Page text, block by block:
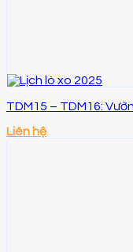
TDM15 – TDM16:
Liên hệ